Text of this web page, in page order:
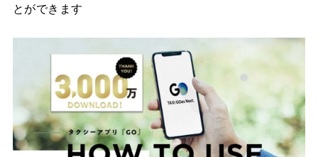
とができます